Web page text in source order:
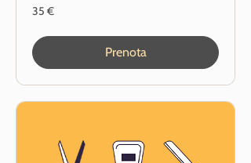
35
euro
35 €
Prenota